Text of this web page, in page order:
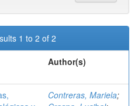
1 to 2 of 2
Author(s)
Contreras, Mariela;